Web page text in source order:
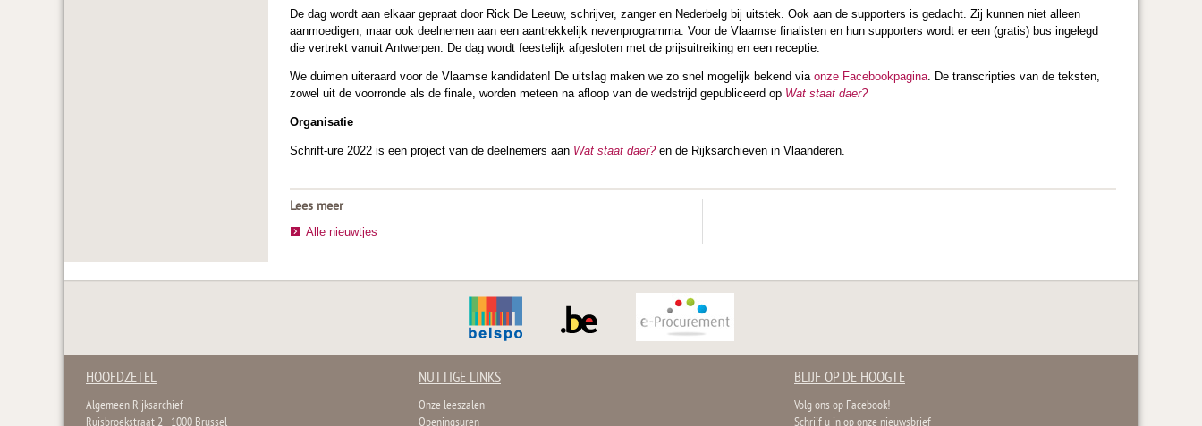
De dag wordt aan elkaar gepraat door Rick De Leeuw, schrijver, zanger en Nederbelg bij uitstek. Ook aan de supporters is gedacht. Zij kunnen niet alleen
aanmoedigen, maar ook deelnemen aan een aantrekkelijk nevenprogramma. Voor de Vlaamse finalisten en hun supporters wordt er een (gratis) bus ingelegd
die vertrekt vanuit Antwerpen. De dag wordt feestelijk afgesloten met de prijsuitreiking en een receptie.
We duimen uiteraard voor de Vlaamse kandidaten! De uitslag maken we zo snel mogelijk bekend via onze Facebookpagina. De transcripties van de teksten,
zowel uit de voorronde als de finale, worden meteen na afloop van de wedstrijd gepubliceerd op Wat staat daer?
Organisatie
Schrift-ure 2022 is een project van de deelnemers aan Wat staat daer?en de Rijksarchieven in Vlaanderen.
Lees meer
Alle nieuwtjes
HOOFDZETEL
Algemeen Rijksarchief
NUTTIGE LINKS
Onze leeszalen
BLIJF OP DE HOOGTE
Volg ons op Facebook!